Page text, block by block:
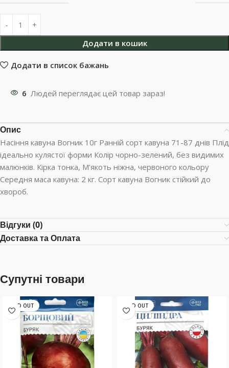
Додати в кошик
Додати в список бажань
6 Людей переглядає цей товар зараз!
Опис
Насіння кавуна Вогник 10г Ранній сорт кавуна 71-87 днів Плід
ідеально кулястої форми Колір чорно-зелений, без видимих
малюнків. Кірка тонка, М’якоть ніжна, червоного кольору
Середня маса кавуна: 2 кг. Сорт кавуна Вогник стійкий до
хвороб.
Відгуки (0)
Доставка та Оплата
Супутні товари
SOLD OUT SOLD OUT